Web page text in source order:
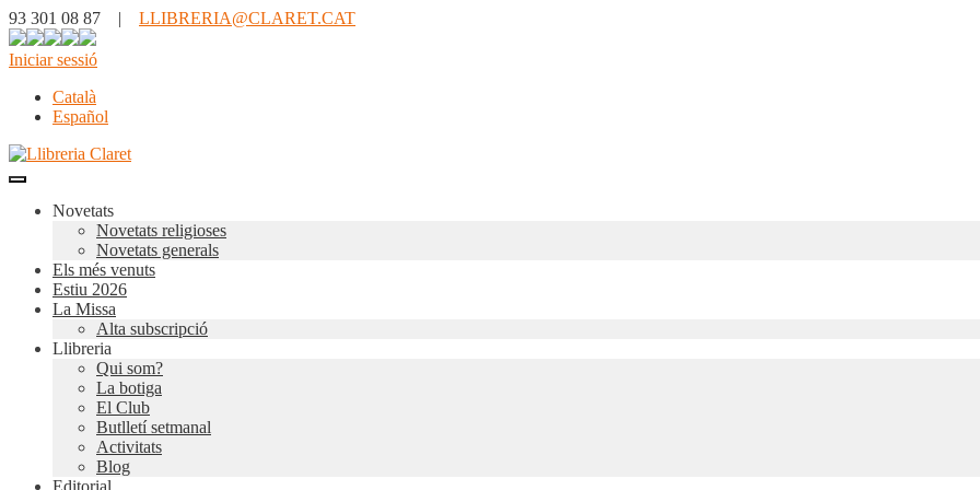
93 301 08 87 | LLIBRERIA@CLARET.CAT
Iniciar sessió
Català
Español
Novetats
Novetats religioses
Novetats generals
Els més venuts
Estiu 2026
La Missa
Alta subscripció
Llibreria
Qui som?
La botiga
El Club
Butlletí setmanal
Activitats
Blog
Editorial